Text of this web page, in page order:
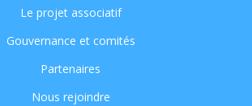
Le projet associatif
Gouvernance et comités
Partenaires
Nous rejoindre